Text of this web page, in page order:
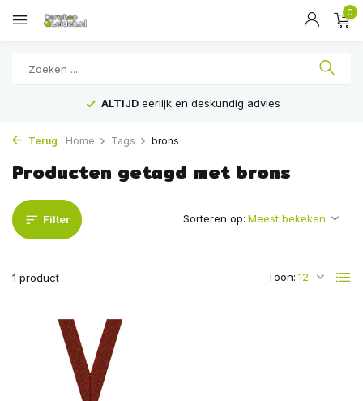
0
ALTIJD eerlijk en deskundig advies
Terug Home Tags brons
Producten getagd met brons
Filter
1 product Toon:
Sorteren op: